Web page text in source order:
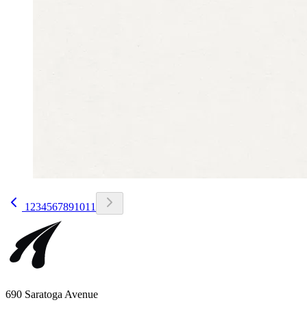
1 234567891011
690 Saratoga Avenue